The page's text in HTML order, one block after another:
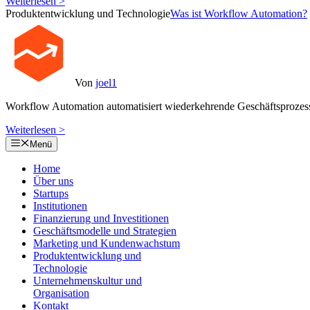
Produktentwicklung und TechnologieWas ist Workflow Automation?
Von joel1
Workflow Automation automatisiert wiederkehrende
Weiterlesen >
Menü
Home
Über uns
Startups
Institutionen
Finanzierung und Investitionen
Geschäftsmodelle und Strategien
Marketing und Kundenwachstum
Produktentwicklung und
Technologie
Unternehmenskultur und
Organisation
Kontakt